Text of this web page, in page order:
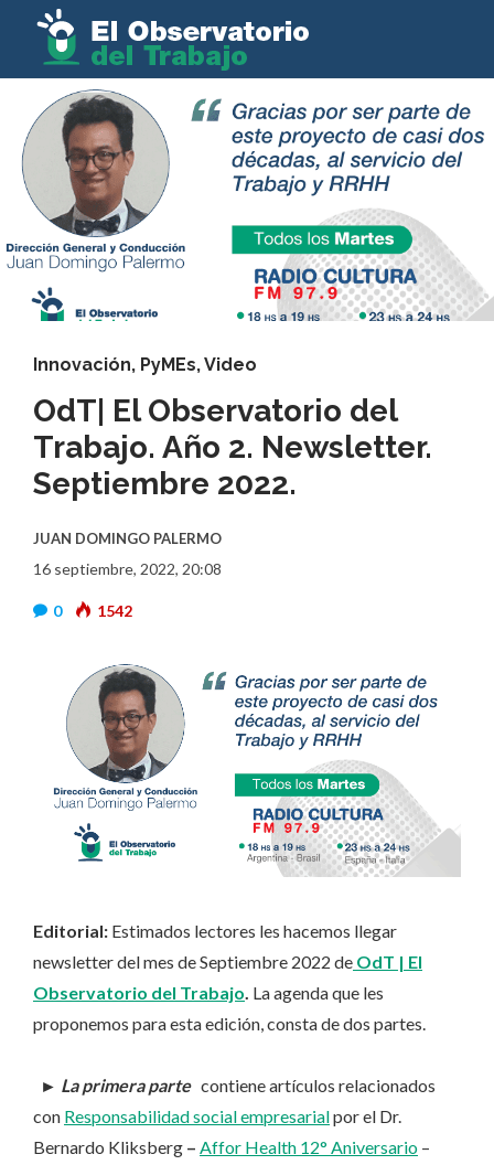
Innovación, PyMEs,Video
OdT| El Observatorio del
Trabajo. Año 2. Newsletter.
Septiembre 2022.
JUAN DOMINGO PALERMO
16 septiembre, 2022, 20:08
0 1542
Editorial: Estimados lectores les hacemos llegar
newsletter del mes de Septiembre 2022 de OdT | El
Observatorio del Trabajo La agenda que les
proponemos para esta edición, consta de dos partes.
► La primera parte contiene artículos relacionados
con Responsabilidad social empresarialpor el Dr.
Bernardo Kliksberg – Affor Health 12° Aniversario –